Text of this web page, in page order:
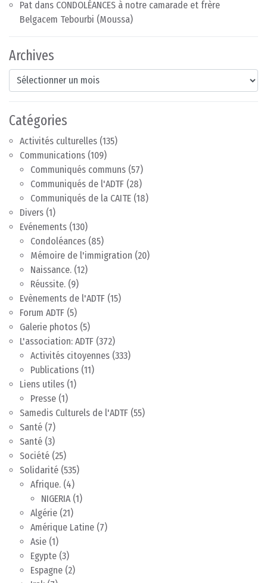
Pat dans CONDOLÉANCES à notre camarade et frère
Belgacem Tebourbi (Moussa)
Archives
Archives
Catégories
Activités culturelles (135)
Communications (109)
Communiqués communs (57)
Communiqués de l'ADTF (28)
Communiqués de la CAITE (18)
Divers (1)
Evénements (130)
Condoléances (85)
Mémoire de l'immigration (20)
Naissance. (12)
Réussite. (9)
Evènements de l'ADTF (15)
Forum ADTF (5)
Galerie photos (5)
L'association: ADTF (372)
Activités citoyennes (333)
Publications (11)
Liens utiles (1)
Presse (1)
Samedis Culturels de l'ADTF (55)
Santé (7)
Santé (3)
Société (25)
Solidarité (535)
Afrique. (4)
NIGERIA(1)
Algérie (21)
Amérique Latine (7)
Asie (1)
Egypte (3)
Espagne (2)